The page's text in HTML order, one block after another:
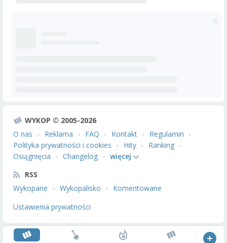
WYKOP © 2005-2026
O nas
Reklama FAQ Kontakt
Regulamin
Polityka prywatności i cookies
Hity
Ranking
Osiągnięcia
Changelog
więcej
RSS
Wykopane
Wykopalisko
Komentowane
Ustawienia prywatności